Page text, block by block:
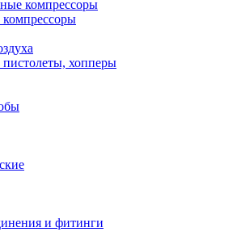
компрессоры
хопперы
и фитинги